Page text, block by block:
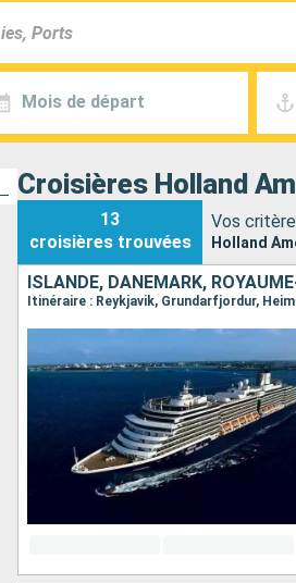
Mois de départ
Croisières Holland
13
croisières trouvées
Vos
Holland
ISLANDE, DANEMARK,
Itinéraire : Reykjavik, Grundarfjordur,